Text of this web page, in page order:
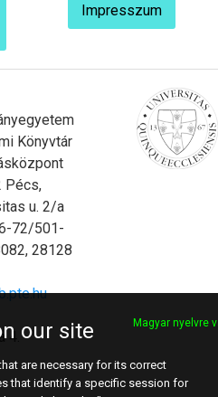
Impresszum
Könyvtár
Pécs,
u. 2/a
72/501-
28128
our site Magyar nyelvre
are necessary for its correct
that identify a specific session for